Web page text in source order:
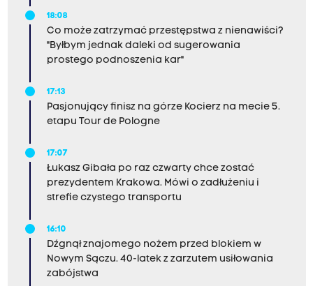
18:08
Co może zatrzymać przestępstwa z nienawiści?
"Byłbym jednak daleki od sugerowania
prostego podnoszenia kar"
17:13
Pasjonujący finisz na górze Kocierz na mecie 5.
etapu Tour de Pologne
17:07
Łukasz Gibała po raz czwarty chce zostać
prezydentem Krakowa. Mówi o zadłużeniu i
strefie czystego transportu
16:10
Dźgnął znajomego nożem przed blokiem w
Nowym Sączu. 40-latek z zarzutem usiłowania
zabójstwa